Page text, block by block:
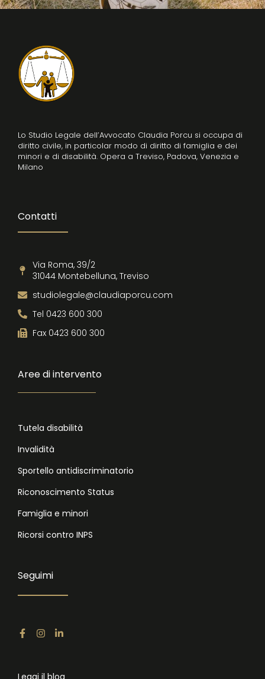
Lo Studio Legale dell’Avvocato Claudia Porcu si occupa di
diritto civile, in particolar modo di diritto di famiglia e dei
minori e di disabilità. Opera a Treviso, Padova, Venezia e
Milano
Contatti
Via Roma, 39/2
31044 Montebelluna, Treviso
studiolegale@claudiaporcu.com
Tel 0423 600 300
Fax 0423 600 300
Aree di intervento
Tutela disabilità
Invalidità
Sportello antidiscriminatorio
Riconoscimento Status
Famiglia e minori
Ricorsi contro INPS
Seguimi
Leggi il blog